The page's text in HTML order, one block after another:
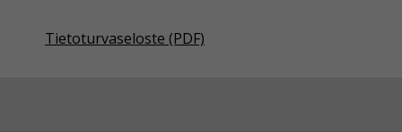
Tietoturvaseloste (PDF)